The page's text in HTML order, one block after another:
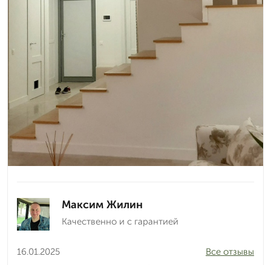
Максим Жилин
Качественно и с гарантией
16.01.2025
Все отзывы